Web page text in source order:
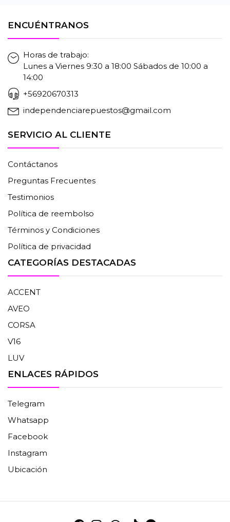
ENCUÉNTRANOS
Horas de trabajo:
Lunes a Viernes 9:30 a 18:00 Sábados de 10:00 a
14:00
+56920670313
independenciarepuestos@gmail.com
SERVICIO AL CLIENTE
Contáctanos
Preguntas Frecuentes
Testimonios
Política de reembolso
Términos y Condiciones
Política de privacidad
CATEGORÍAS DESTACADAS
ACCENT
AVEO
CORSA
V16
LUV
ENLACES RÁPIDOS
Telegram
Whatsapp
Facebook
Instagram
Ubicación